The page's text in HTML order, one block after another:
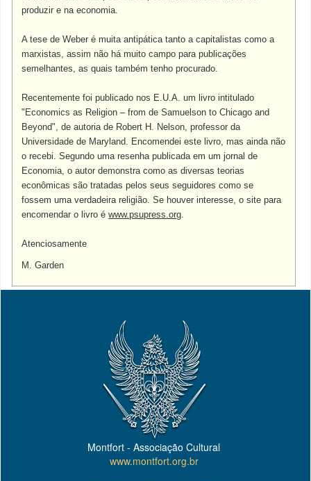
produzir e na economia.
A tese de Weber é muita antipática tanto a capitalistas como a
marxistas, assim não há muito campo para publicações
semelhantes, as quais também tenho procurado.
Recentemente foi publicado nos E.U.A. um livro intitulado
"Economics as Religion – from de Samuelson to Chicago and
Beyond", de autoria de Robert H. Nelson, professor da
Universidade de Maryland. Encomendei este livro, mas ainda não
o recebi. Segundo uma resenha publicada em um jornal de
Economia, o autor demonstra como as diversas teorias
econômicas são tratadas pelos seus seguidores como se
fossem uma verdadeira religião. Se houver interesse, o site para
encomendar o livro éwww.psupress.org.
Atenciosamente
M. Garden
Montfort - Associação Cultural
www.montfort.org.br